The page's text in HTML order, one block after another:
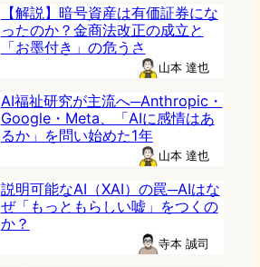
【解説】暗号資産は有価証券にな
ったのか？金商法改正の成立と
「お墨付き」の危うさ
山本 達也
AI福祉研究が主流へ─Anthropic・
Google・Meta、「AIに感情はあ
るか」を問い始めた1年
山本 達也
説明可能なAI（XAI）の罠─AIはな
ぜ「もっともらしい嘘」をつくの
か？
寺本 誠司